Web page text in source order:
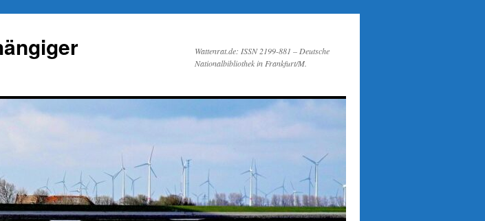
Wattenrat.de: ISSN 2199-881 – Deutsche
Nationalbibliothek in Frankfurt/M.